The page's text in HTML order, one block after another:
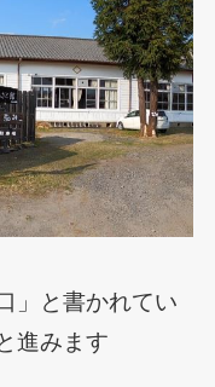
」と書かれてい
進みます